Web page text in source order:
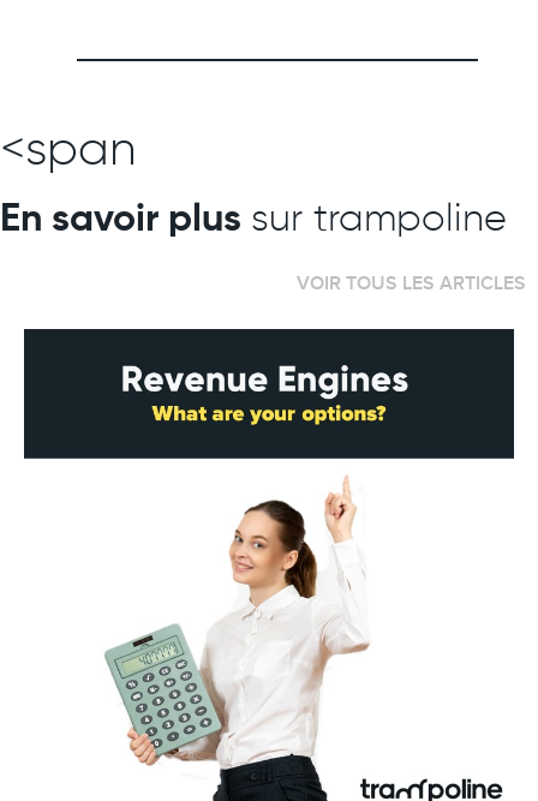
<span
En savoir plus sur trampoline
VOIR TOUS LES ARTICLES